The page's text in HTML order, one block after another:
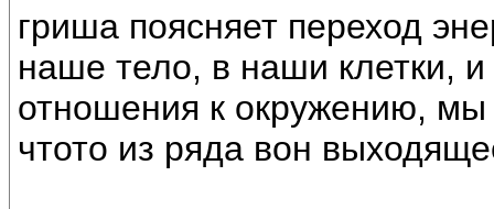
гриша поясняет переход
наше тело, в наши клетки,
отношения к окружению,
чтото из ряда вон